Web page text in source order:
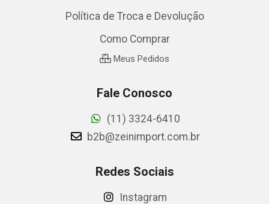
Política de Troca e Devolução
Como Comprar
Meus Pedidos
Fale Conosco
(11) 3324-6410
b2b@zeinimport.com.br
Redes Sociais
Instagram